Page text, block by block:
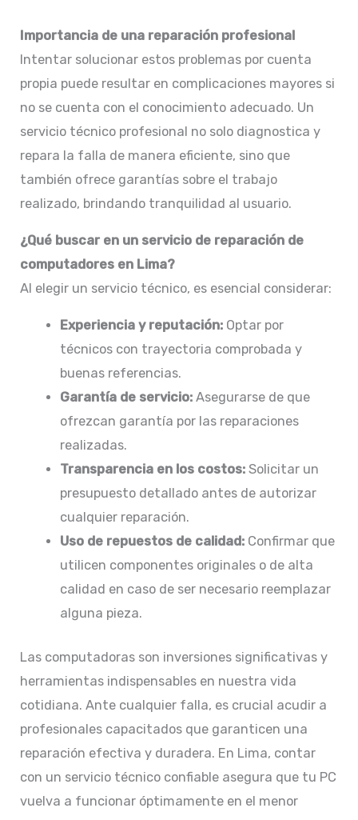
Importancia de una reparación profesional
Intentar solucionar estos problemas por cuenta
propia puede resultar en complicaciones mayores si
no se cuenta con el conocimiento adecuado. Un
servicio técnico profesional no solo diagnostica y
repara la falla de manera eficiente, sino que
también ofrece garantías sobre el trabajo
realizado, brindando tranquilidad al usuario.​
¿Qué buscar en un servicio de reparación de
computadores en Lima?
Al elegir un servicio técnico, es esencial considerar:
Experiencia y reputación:Optar por
técnicos con trayectoria comprobada y
buenas referencias.​
Garantía de servicio:Asegurarse de que
ofrezcan garantía por las reparaciones
realizadas.​
Transparencia en los costos:Solicitar un
presupuesto detallado antes de autorizar
cualquier reparación.​
Uso de repuestos de calidad:Confirmar que
utilicen componentes originales o de alta
calidad en caso de ser necesario reemplazar
alguna pieza.​
Las computadoras son inversiones significativas y
herramientas indispensables en nuestra vida
cotidiana. Ante cualquier falla, es crucial acudir a
profesionales capacitados que garanticen una
reparación efectiva y duradera. En Lima, contar
con un servicio técnico confiable asegura que tu PC
vuelva a funcionar óptimamente en el menor